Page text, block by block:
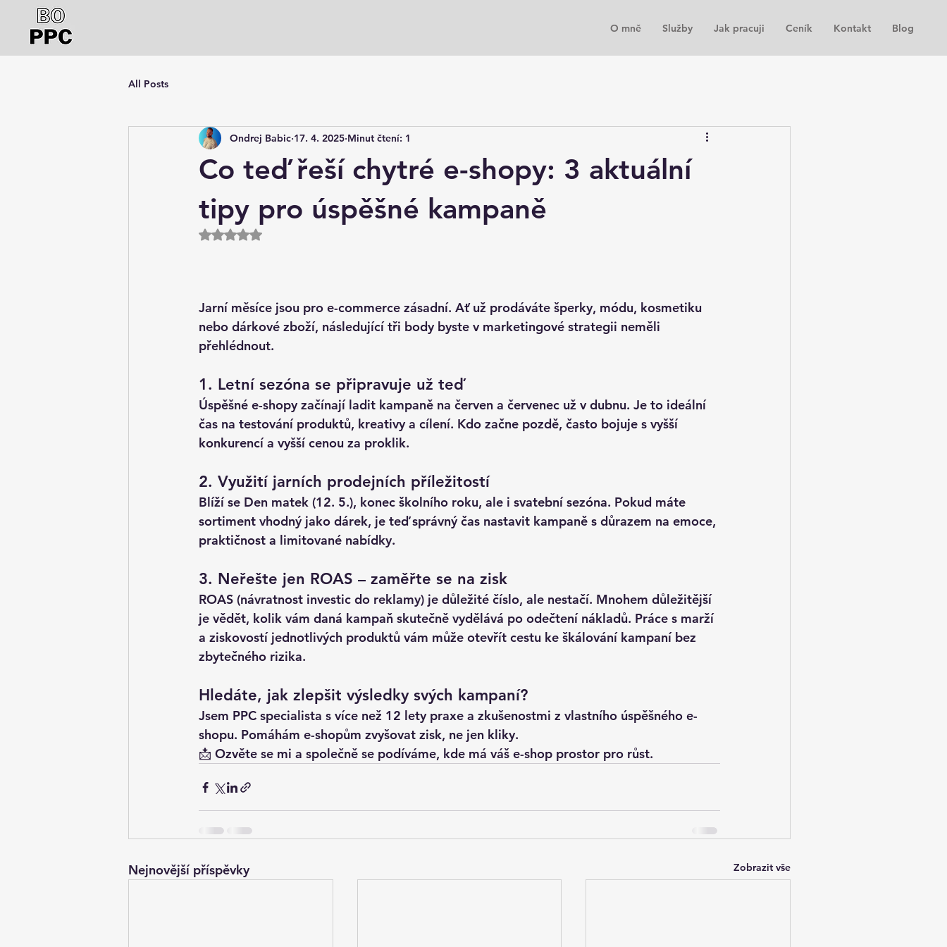
O mně Služby Jak pracuji Ceník Kontakt Blog
All Posts
Co teď řeší chytré e-shopy: 3 aktuální
tipy pro úspěšné kampaně
Ondrej Babic 17. 4. 2025 Minut čtení: 1
Hodnoceno NaN z 5 hvězdiček.
Jarní měsíce jsou pro e-commerce zásadní. Ať už prodáváte šperky, módu, kosmetiku
nebo dárkové zboží, následující tři body byste v marketingové strategii neměli
přehlédnout.
1. Letní sezóna se připravuje už teď
Úspěšné e-shopy začínají ladit kampaně na červen a červenec už v dubnu. Je to ideální
čas na testování produktů, kreativy a cílení. Kdo začne pozdě, často bojuje s vyšší
konkurencí a vyšší cenou za proklik.
2. Využití jarních prodejních příležitostí
Blíží se Den matek (12. 5.), konec školního roku, ale i svatební sezóna. Pokud máte
sortiment vhodný jako dárek, je teď správný čas nastavit kampaně s důrazem na emoce,
praktičnost a limitované nabídky.
3. Neřešte jen ROAS – zaměřte se na zisk
ROAS (návratnost investic do reklamy) je důležité číslo, ale nestačí. Mnohem důležitější
je vědět, kolik vám daná kampaň skutečně vydělává po odečtení nákladů. Práce s marží
a ziskovostí jednotlivých produktů vám může otevřít cestu ke škálování kampaní bez
zbytečného rizika.
Hledáte, jak zlepšit výsledky svých kampaní?
Jsem PPC specialista s více než 12 lety praxe a zkušenostmi z vlastního úspěšného e-
shopu. Pomáhám e-shopům zvyšovat zisk, ne jen kliky.
📩 Ozvěte se mi a společně se podíváme, kde má váš e-shop prostor pro růst.
Nejnovější příspěvky Zobrazit vše